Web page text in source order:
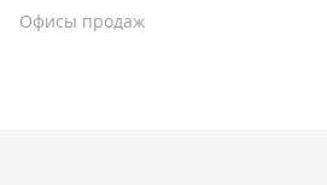
Офисы продаж